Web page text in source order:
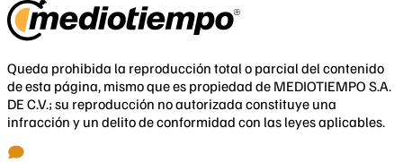
Queda prohibida la reproducción total o parcial del contenido
de esta página, mismo que es propiedad de MEDIOTIEMPO S.A.
DE C.V.; su reproducción no autorizada constituye una
infracción y un delito de conformidad con las leyes aplicables.